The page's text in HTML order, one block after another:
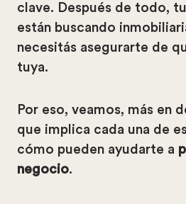
clave. Después de todo,
están buscando
necesitás asegurarte de
tuya.
Por eso, veamos, más en
que implica cada una de
cómo pueden ayudarte a
negocio.